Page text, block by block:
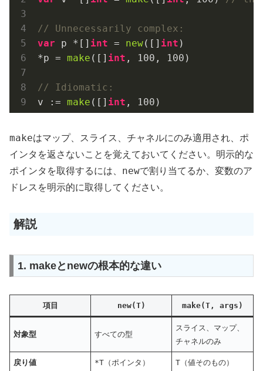
// Unnecessarily complex:
var p *[] int = new([] int )
*p = make ([] int , 100 , 100 )
// Idiomatic:
v := make ([] int , 100
makeはマップ、スライス、チャネルにのみ適用され、ポ
インタを返さないことを覚えておいてください。明示的な
ポインタを取得するには、 newで割り当てるか、変数のア
ドレスを明示的に取得してください。
解説
1. makeとnewの根本的な違い
項目 new(T) make(T, args)
対象型 すべての型
スライス、マップ、
チャネルのみ
戻り値 *T （ポインタ） T （値そのもの）